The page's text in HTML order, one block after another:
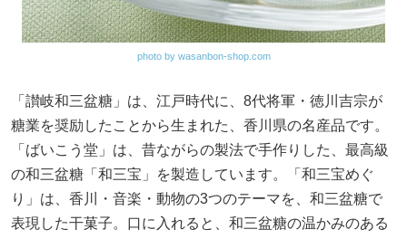
photo by wasanbon-shop.com
「讃岐和三盆糖」は、江戸時代に、8代将軍・徳川吉宗が
糖業を奨励したことから生まれた、香川県の名産品です。
「ばいこう堂」は、昔ながらの製法で手作りした、最高級
の和三盆糖「和三宝」を製造しています。「和三宝めぐ
り」は、香川・音楽・動物の3つのテーマを、和三盆糖で
表現した干菓子。口に入れると、和三盆糖の温かみのある